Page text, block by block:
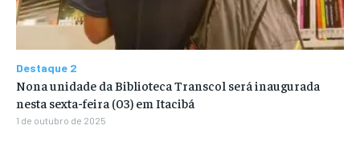
Destaque 2
Nona unidade da Biblioteca Transcol será inaugurada
nesta sexta-feira (03) em Itacibá
1 de outubro de 2025